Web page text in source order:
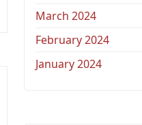
March 2024
February 2024
January 2024